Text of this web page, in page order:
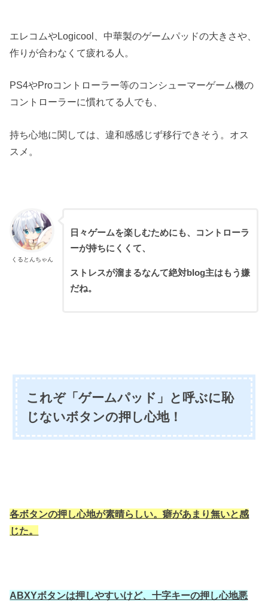
エレコムやLogicool、中華製のゲームパッドの大きさや、
作りが合わなくて疲れる人。
PS4やProコントローラー等のコンシューマーゲーム機の
コントローラーに慣れてる人でも、
持ち心地に関しては、違和感感じず移行できそう。オス
スメ。
くるとんちゃん
日々ゲームを楽しむためにも、コントローラ
ーが持ちにくくて、
ストレスが溜まるなんて絶対blog主はもう嫌
だね。
これぞ「ゲームパッド」と呼ぶに恥
じないボタンの押し心地！
各ボタンの押し心地が素晴らしい。癖があまり無いと感
じた。
ABXYボタンは押しやすいけど、十字キーの押し心地悪